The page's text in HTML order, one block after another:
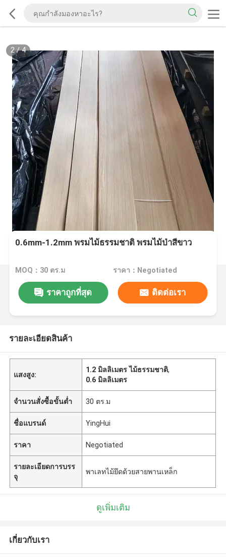
2/4
0.6mm-1.2mm พรมไม้ธรรมชาติ พรมไม้ป่าสีขาว
MOQ：30 ตร.ม ราคา：Negotiated
ราคาถูกที่สุด ติดต่อเรา
รายละเอียดสินค้า
แสงสูง:
1.2 มิลลิเมตร ไม้ธรรมชาติ,
0.6 มิลลิเมตร
จำนวนสั่งซื้อขั้นต่ำ 30 ตร.ม
ชื่อแบรนด์ YingHui
ราคา Negotiated
รายละเอียดการบรร
จุ
พาเลทไม้ยึดด้วยสายพานเหล็ก
ดูเพิ่มเติม
เกี่ยวกับเรา